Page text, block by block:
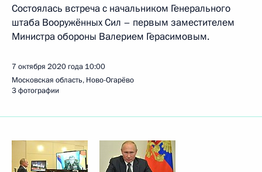
Состоялась встреча с начальником Генерального
штаба Вооружённых Сил – первым заместителем
Министра обороны Валерием Герасимовым.
7 октября 2020 года 10:00
Московская область, Ново-Огарёво
3 фотографии